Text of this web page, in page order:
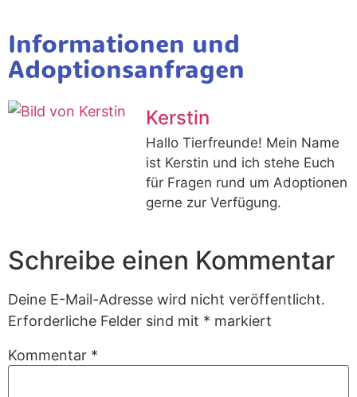
Informationen und
Adoptionsanfragen
Kerstin
Hallo Tierfreunde! Mein Name
ist Kerstin und ich stehe Euch
für Fragen rund um Adoptionen
gerne zur Verfügung.
Schreibe einen Kommentar
Deine E-Mail-Adresse wird nicht veröffentlicht.
Erforderliche Felder sind mit * markiert
Kommentar *